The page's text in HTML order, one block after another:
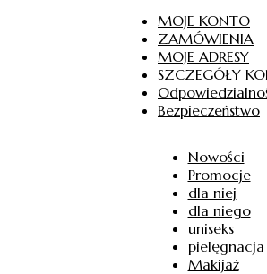
MOJE KONTO
ZAMÓWIENIA
MOJE ADRESY
SZCZEGÓŁY
Bezpieczeństwo
Nowości
Promocje
dla niej
dla niego
uniseks
pielęgnacja
Makijaż